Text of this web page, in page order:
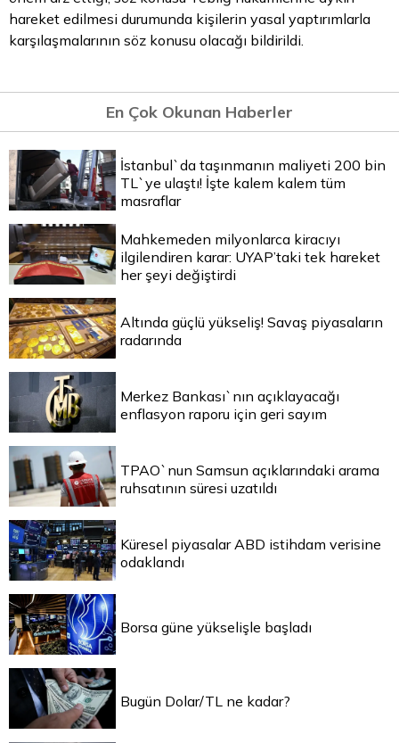
hareket edilmesi durumunda kişilerin yasal yaptırımlarla
karşılaşmalarının söz konusu olacağı bildirildi.
En Çok Okunan Haberler
İstanbul`da taşınmanın maliyeti 200 bin
TL`ye ulaştı! İşte kalem kalem tüm
masraflar
Mahkemeden milyonlarca kiracıyı
ilgilendiren karar: UYAP’taki tek hareket
her şeyi değiştirdi
Altında güçlü yükseliş! Savaş piyasaların
radarında
Merkez Bankası`nın açıklayacağı
enflasyon raporu için geri sayım
TPAO`nun Samsun açıklarındaki arama
ruhsatının süresi uzatıldı
Küresel piyasalar ABD istihdam verisine
odaklandı
Borsa güne yükselişle başladı
Bugün Dolar/TL ne kadar?